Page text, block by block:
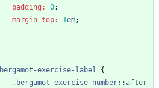
padding : 0;
margin-top: 1em;
bergamot-exercise-label
{
. bergamot-exercise-number: : after